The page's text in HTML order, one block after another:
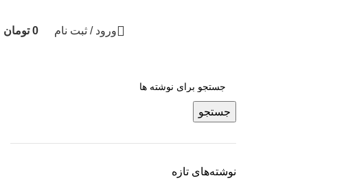
ورود / ثبت نام 0 تومان
جستجو
نوشته‌های تازه